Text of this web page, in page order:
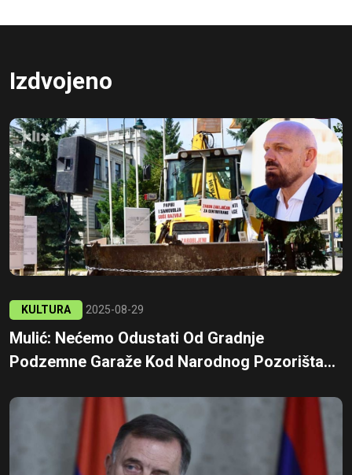
Izdvojeno
KULTURA 2025-08-29
Mulić: Nećemo Odustati Od Gradnje
Podzemne Garaže Kod Narodnog Pozorišta...